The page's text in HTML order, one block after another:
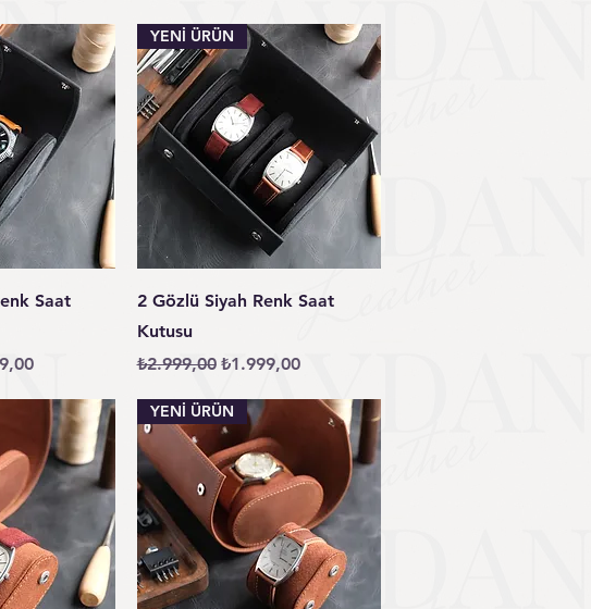
Saat
Fiyat
Hızlı Bakış
YENİ ÜRÜN
2 Gözlü Siyah Renk Saat
Kutusu
Normal Fiyat
₺2.999,00 İndirimli Fiyat
₺1.999,00
YENİ ÜRÜN